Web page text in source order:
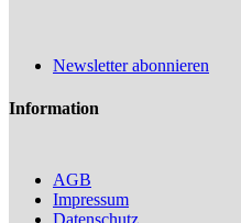
Newsletter abonnieren
Information
AGB
Impressum
Datenschutz